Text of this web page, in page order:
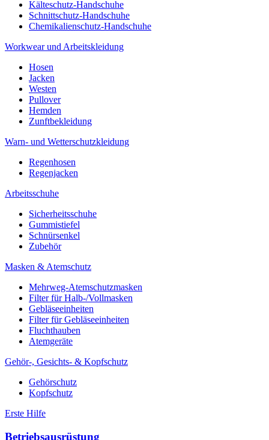
Kälteschutz-Handschuhe
Schnittschutz-Handschuhe
Chemikalienschutz-Handschuhe
Workwear und Arbeitskleidung
Hosen
Jacken
Westen
Pullover
Hemden
Zunftbekleidung
Warn- und Wetterschutzkleidung
Regenhosen
Regenjacken
Arbeitsschuhe
Sicherheitsschuhe
Gummistiefel
Schnürsenkel
Zubehör
Masken & Atemschutz
Mehrweg-Atemschutzmasken
Filter für Halb-/Vollmasken
Gebläseeinheiten
Filter für Gebläseeinheiten
Fluchthauben
Atemgeräte
Gehör-, Gesichts- & Kopfschutz
Gehörschutz
Kopfschutz
Erste Hilfe
Betriebsausrüstung